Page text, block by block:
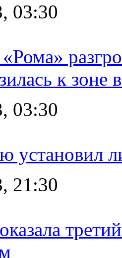
03:30
к зоне
03:30
установил
21:30